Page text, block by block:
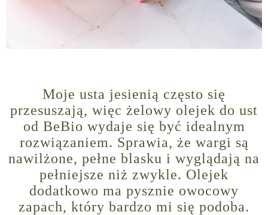
Moje usta jesienią często się
przesuszają, więc żelowy olejek do ust
od BeBio wydaje się być idealnym
rozwiązaniem. Sprawia, że wargi są
nawilżone, pełne blasku i wyglądają na
pełniejsze niż zwykle. Olejek
dodatkowo ma pysznie owocowy
zapach, który bardzo mi się podoba.